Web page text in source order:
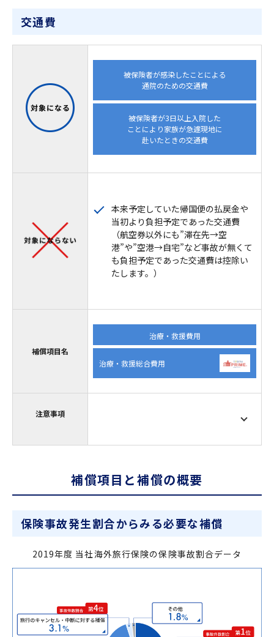
交通費
被保険者が感染したことによる
通院のための交通費
被保険者が3日以上入院した
ことにより家族が急遽現地に
赴いたときの交通費
本来予定していた帰国便の払戻金や
当初より負担予定であった交通費
（航空券以外にも”滞在先→空
港”や”空港→自宅”など事故が無くて
も負担予定であった交通費は控除い
たします。）
補償項目名
治療・救援費用
治療・救援総合費用
注意事項
補償項目と補償の概要
保険事故発生割合からみる必要な補償
2019年度 当社海外旅行保険の保険事故割合データ